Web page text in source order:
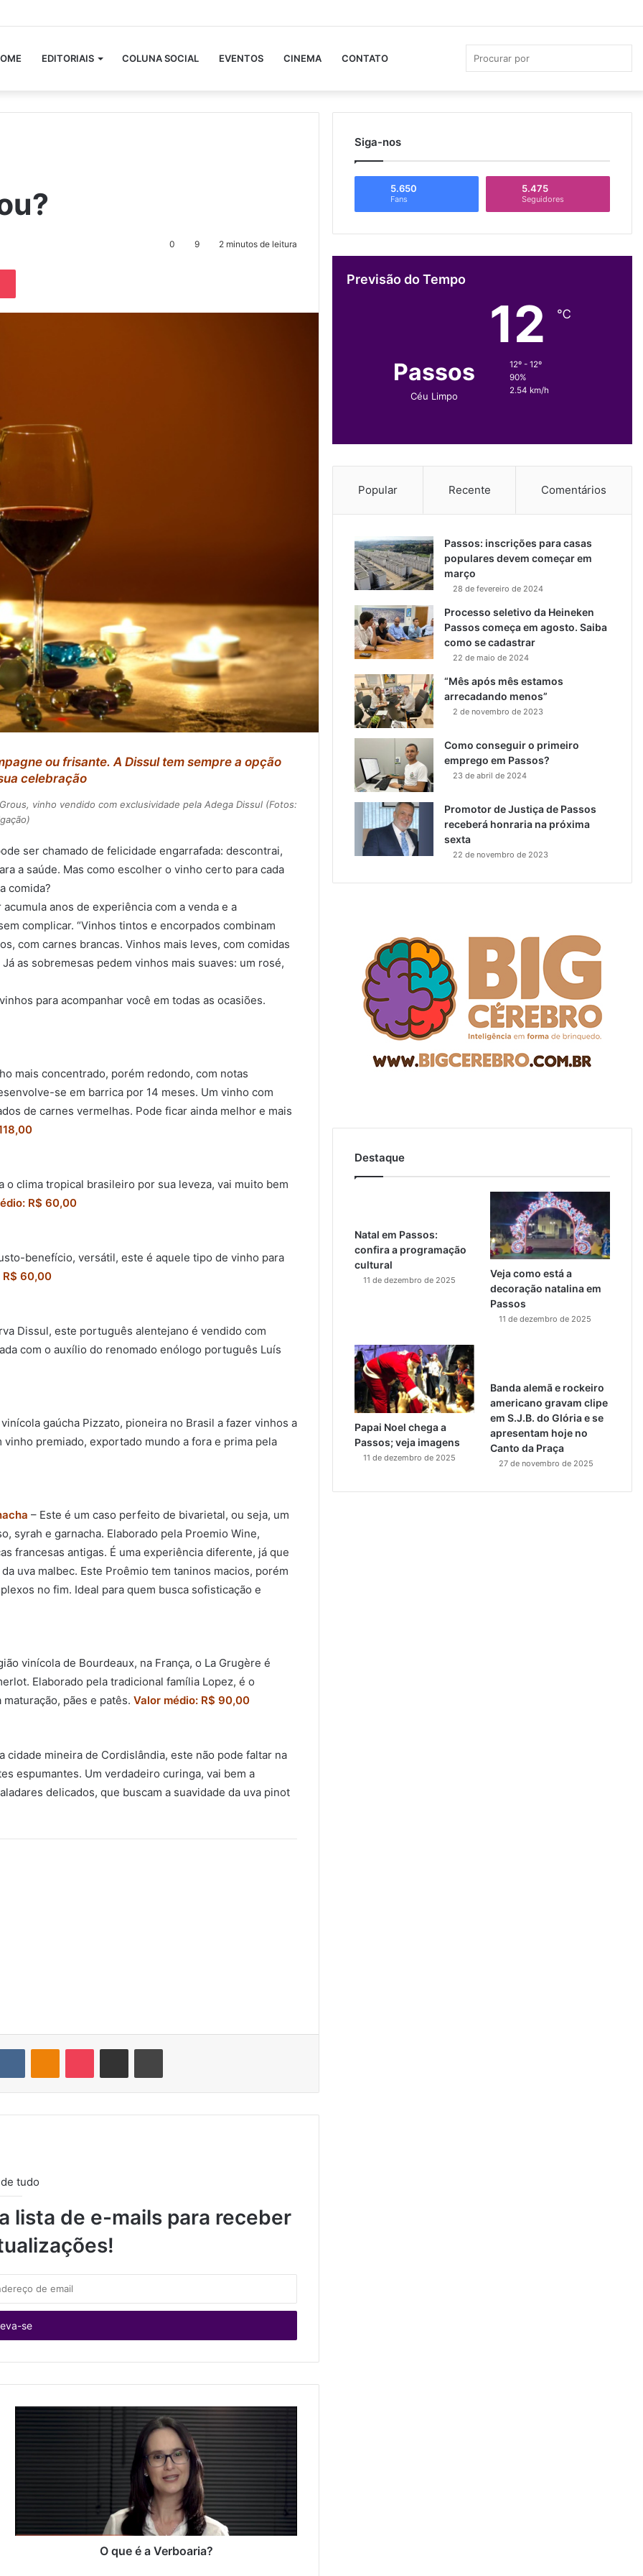
EDITORIAIS COLUNA SOCIAL EVENTOS CINEMA CONTATO
0 9 2 minutos de leitura
ou frisante. A Dissul tem sempre a opção
celebração
vinho vendido com exclusividade pela Adega Dissul (Fotos:
ser chamado de felicidade engarrafada: descontrai,
a saúde. Mas como escolher o vinho certo para cada
comida?
anos de experiência com a venda e a
complicar. “Vinhos tintos e encorpados combinam
com carnes brancas. Vinhos mais leves, com comidas
as sobremesas pedem vinhos mais suaves: um rosé,
para acompanhar você em todas as ocasiões.
mais concentrado, porém redondo, com notas
se em barrica por 14 meses. Um vinho com
de carnes vermelhas. Pode ficar ainda melhor e mais
o clima tropical brasileiro por sua leveza, vai muito bem
R$ 60,00
benefício, versátil, este é aquele tipo de vinho para
R$ 60,00
Dissul, este português alentejano é vendido com
com o auxílio do renomado enólogo português Luís
gaúcha Pizzato, pioneira no Brasil a fazer vinhos a
premiado, exportado mundo a fora e prima pela
– Este é um caso perfeito de bivarietal, ou seja, um
syrah e garnacha. Elaborado pela Proemio Wine,
francesas antigas. É uma experiência diferente, já que
uva malbec. Este Proêmio tem taninos macios, porém
no fim. Ideal para quem busca sofisticação e
vinícola de Bourdeaux, na França, o La Grugère é
Elaborado pela tradicional família Lopez, é o
pães e patês. Valor médio: R$ 90,00
cidade mineira de Cordislândia, este não pode faltar na
espumantes. Um verdadeiro curinga, vai bem a
delicados, que buscam a suavidade da uva pinot
tudo
lista de e-mails para receber
O que é a Verboaria?
Siga-nos
5.650
Fans
5.475
Seguidores
Previsão do Tempo
Passos
Céu Limpo
12 ℃
12º - 12º
90%
2.54 km/h
Popular Recente Comentários
Passos: inscrições para casas
populares devem começar em
março
28 de fevereiro de 2024
Processo seletivo da Heineken
Passos começa em agosto. Saiba
como se cadastrar
22 de maio de 2024
“Mês após mês estamos
arrecadando menos”
2 de novembro de 2023
Como conseguir o primeiro
emprego em Passos?
23 de abril de 2024
Promotor de Justiça de Passos
receberá honraria na próxima
sexta
22 de novembro de 2023
Destaque
Natal em Passos:
confira a programação
cultural
11 de dezembro de 2025
Veja como está a
decoração natalina em
Passos
11 de dezembro de 2025
Papai Noel chega a
Passos; veja imagens
11 de dezembro de 2025
Banda alemã e rockeiro
americano gravam clipe
em S.J.B. do Glória e se
apresentam hoje no
Canto da Praça
27 de novembro de 2025